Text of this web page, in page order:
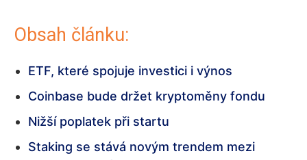
Obsah článku:
ETF, které spojuje investici i výnos
Coinbase bude držet kryptoměny fondu
Nižší poplatek při startu
Staking se stává novým trendem mezi